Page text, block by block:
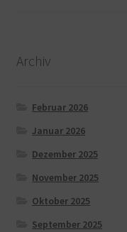
Archiv
Februar 2026
Januar 2026
Dezember 2025
November 2025
Oktober 2025
September 2025